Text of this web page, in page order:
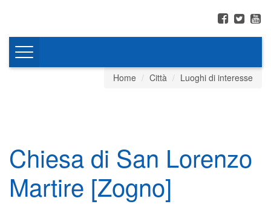
Toggle
Home
Città Luoghi di interesse
Chiesa di San Lorenzo
Martire [Zogno]